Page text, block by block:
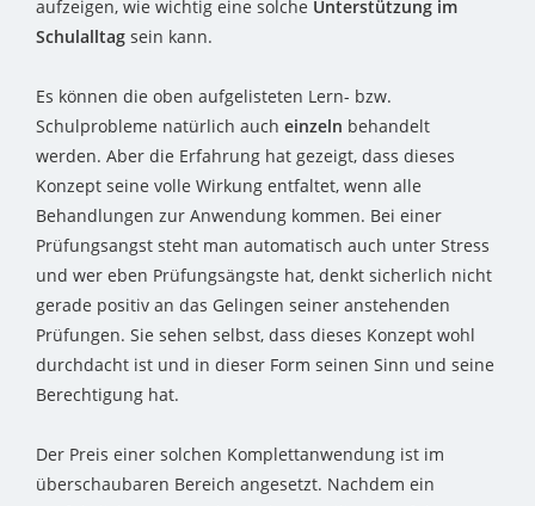
aufzeigen, wie wichtig eine solche Unterstützung im
Schulalltag sein kann.
Es können die oben aufgelisteten Lern- bzw.
Schulprobleme natürlich auch einzeln behandelt
werden. Aber die Erfahrung hat gezeigt, dass dieses
Konzept seine volle Wirkung entfaltet, wenn alle
Behandlungen zur Anwendung kommen. Bei einer
Prüfungsangst steht man automatisch auch unter Stress
und wer eben Prüfungsängste hat, denkt sicherlich nicht
gerade positiv an das Gelingen seiner anstehenden
Prüfungen. Sie sehen selbst, dass dieses Konzept wohl
durchdacht ist und in dieser Form seinen Sinn und seine
Berechtigung hat.
Der Preis einer solchen Komplettanwendung ist im
überschaubaren Bereich angesetzt. Nachdem ein